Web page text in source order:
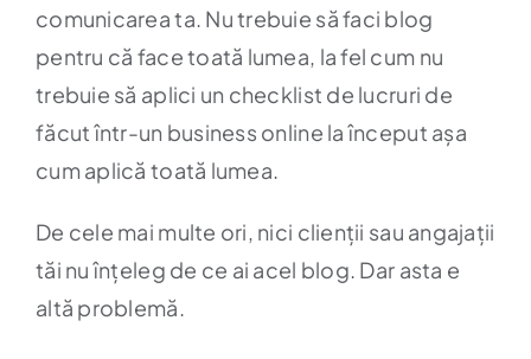
comunicarea ta. Nu trebuie să faci blog
pentru că face toată lumea, la fel cum nu
trebuie să aplici un checklist de lucruri de
făcut într-un business online la început așa
cum aplică toată lumea.
De cele mai multe ori, nici clienții sau angajații
tăi nu înțeleg de ce ai acel blog. Dar asta e
altă problemă.